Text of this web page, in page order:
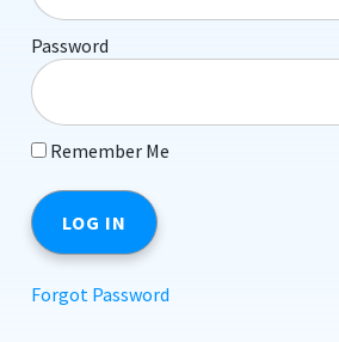
Password
Remember Me
Forgot Password